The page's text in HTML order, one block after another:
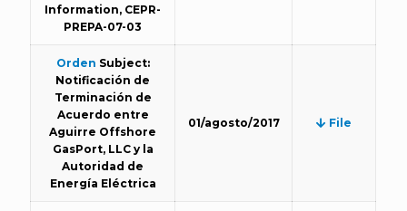
Information, CEPR-
PREPA-07-03
Orden Subject:
Notificación de
Terminación de
Acuerdo entre
Aguirre Offshore
GasPort, LLC y la
Autoridad de
Energía Eléctrica
01/agosto/2017 File